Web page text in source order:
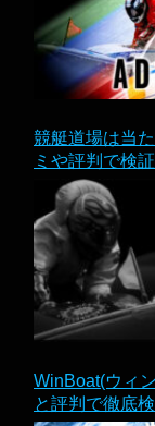
競艇道場は当
ミや評判で検証
WinBoat(ウィ
と評判で徹底